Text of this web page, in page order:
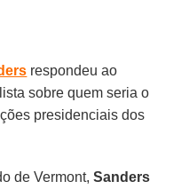
respondeu ao
sobre quem seria o
presidenciais dos
de Vermont,Sanders